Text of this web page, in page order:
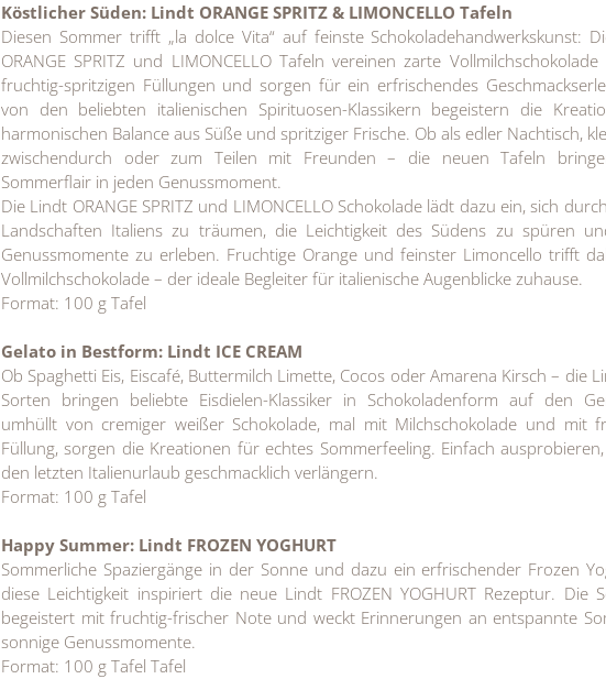
Köstlicher Süden: Lindt ORANGE SPRITZ & LIMONCELLO Tafeln
Diesen Sommer trifft „la dolce Vita“ auf feinste Schokoladehandwerkskunst:
ORANGE SPRITZ und LIMONCELLO Tafeln vereinen zarte
fruchtig-spritzigen Füllungen und sorgen für ein erfrischendes
von den beliebten italienischen Spirituosen-Klassikern begeistern die
harmonischen Balance aus Süße und spritziger Frische. Ob als edler Nachtisch,
zwischendurch oder zum Teilen mit Freunden – die neuen Tafeln
Sommerflair in jeden Genussmoment.
Die Lindt ORANGE SPRITZ und LIMONCELLO Schokolade lädt dazu ein, sich
Landschaften Italiens zu träumen, die Leichtigkeit des Südens zu spüren
Genussmomente zu erleben. Fruchtige Orange und feinster Limoncello trifft
Vollmilchschokolade – der ideale Begleiter für italienische Augenblicke zuhause.
Format: 100 g Tafel
Gelato in Bestform: Lindt ICE CREAM
Ob Spaghetti Eis, Eiscafé, Buttermilch Limette, Cocos oder Amarena Kirsch – die
Sorten bringen beliebte Eisdielen-Klassiker in Schokoladenform auf den
umhüllt von cremiger weißer Schokolade, mal mit Milchschokolade und mit
Füllung, sorgen die Kreationen für echtes Sommerfeeling. Einfach
den letzten Italienurlaub geschmacklich verlängern.
Format: 100 g Tafel
Happy Summer: Lindt FROZEN YOGHURT
Sommerliche Spaziergänge in der Sonne und dazu ein erfrischender Frozen
diese Leichtigkeit inspiriert die neue Lindt FROZEN YOGHURT Rezeptur. Die
begeistert mit fruchtig-frischer Note und weckt Erinnerungen an entspannte
sonnige Genussmomente.
Format: 100 g Tafel Tafel